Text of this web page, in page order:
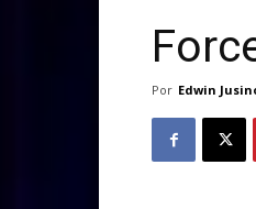
Por Edwin